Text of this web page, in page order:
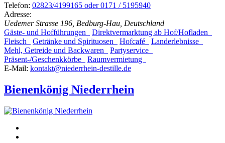
Telefon: 02823/4199165 oder 0171 / 5195940
Adresse:
Uedemer Strasse 196, Bedburg-Hau, Deutschland
Gäste- und Hofführungen
Direktvermarktung ab Hof/Hofladen
Fleisch
Getränke und Spirituosen Hofcafé
Landerlebnisse
Mehl, Getreide und Backwaren
Partyservice
Präsent-/Geschenkkörbe
Raumvermietung
E-Mail: kontakt@niederrhein-destille.de
Bienenkönig Niederrhein